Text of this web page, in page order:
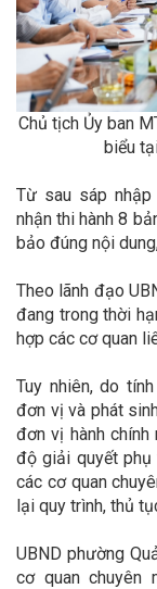
Chủ tịch Ủy ban
biểu
Từ sau sáp nhập
nhận thi hành 8
bảo đúng nội
Theo lãnh đạo
đang trong thời
hợp các cơ quan
Tuy nhiên, do
đơn vị và phát
đơn vị hành chính
độ giải quyết phụ
các cơ quan
lại quy trình, thủ
UBND phường
cơ quan chuyên